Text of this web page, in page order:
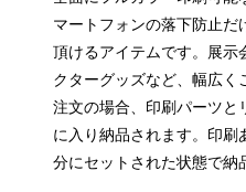
マートフォンの落下防止
頂けるアイテムです。展示
クターグッズなど、幅広
注文の場合、印刷パーツと
に入り納品されます。印
分にセットされた状態で納